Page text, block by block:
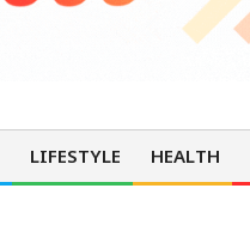
LIFESTYLE HEALTH